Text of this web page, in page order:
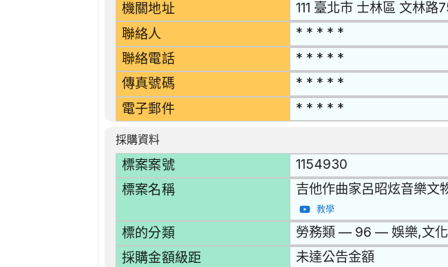
機關地址 111 臺北市 士林區 文林路
聯絡人 * * * * *
聯絡電話 * * * * *
傳真號碼 * * * * *
電子郵件 * * * * *
採購資料
標案案號 1154930
標案名稱 吉他作曲家呂昭炫音樂文
教學
標的分類 勞務類 — 96 — 娛樂,文
採購金額級距 未達公告金額